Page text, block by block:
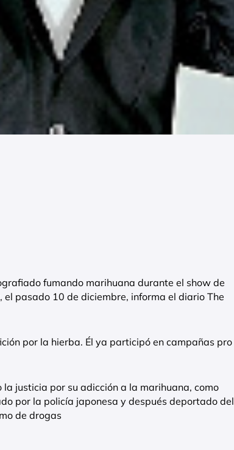
fumando marihuana durante el show de
el pasado 10 de diciembre, informa el diario The
por la hierba. Él ya participó en campañas pro
justicia por su adicción a la marihuana, como
por la policía japonesa y después deportado del
de drogas